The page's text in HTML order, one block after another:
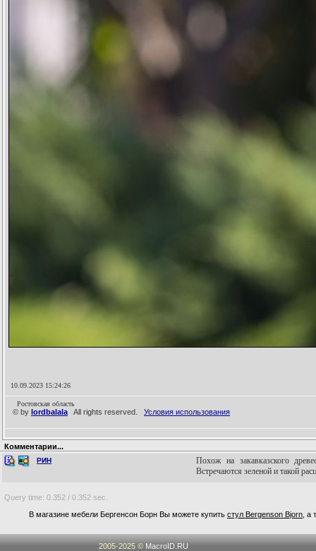
10.09.2023 15:24:26
Ростовская область
© by lordbalala All rights reserved. Условия использования
Комментарии...
РИН
Похож на закавказского
Встречаются зеленой и такой
Query time: 0.352 / 0.352 sec.
В магазине мебели Бергенсон Борн Вы можете купить стул Bergenson Bjorn ,
2005-2025 © MacroID.RU